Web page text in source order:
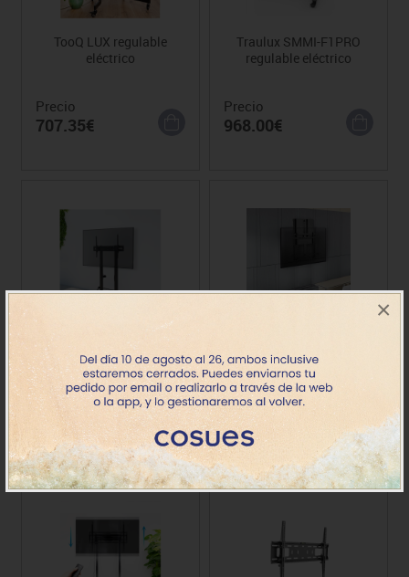
×
TooQ LUX regulable
eléctrico
Precio
707.35€
Traulux SMMI-F1PRO
regulable eléctrico
Precio
968.00€
TooQ LOTTUS regulable
manivela
Precio
278.30€
regulable con contrapeso
Precio
517.11€